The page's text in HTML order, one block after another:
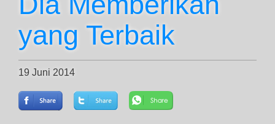
yang Terbaik
19 Juni 2014